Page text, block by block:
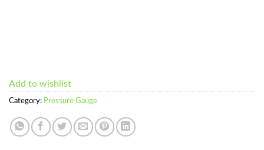
Add to wishlist
Category: Pressure Gauge